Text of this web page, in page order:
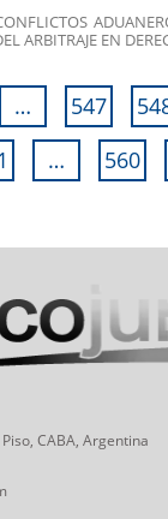
ARBITRAJE EN
… 547
… 560
CABA, Argentina